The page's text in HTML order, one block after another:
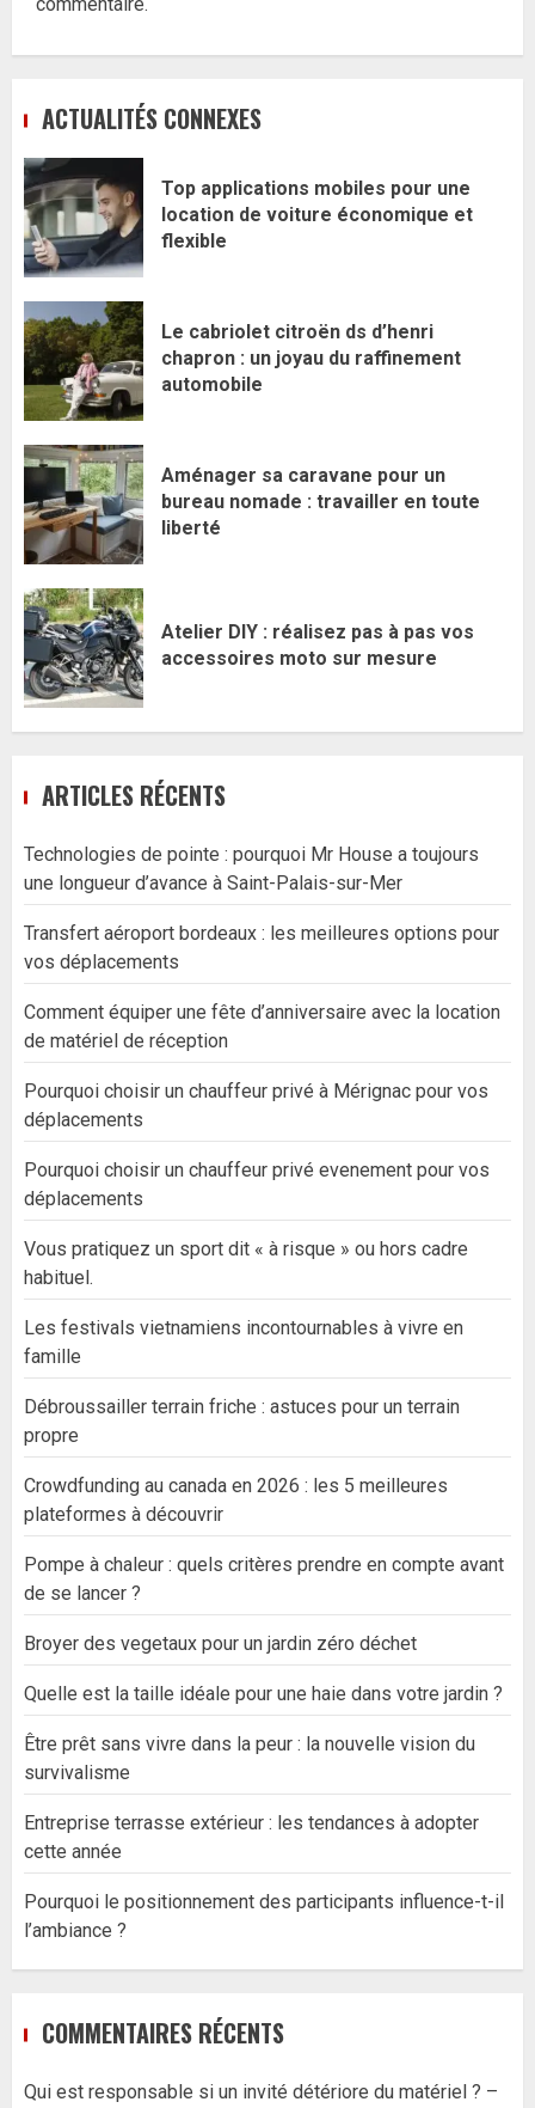
ACTUALITÉS CONNEXES
Top applications mobiles pour une
location de voiture économique et
flexible
Le cabriolet citroën ds d’henri
chapron : un joyau du raffinement
automobile
Aménager sa caravane pour un
bureau nomade : travailler en toute
liberté
Atelier DIY : réalisez pas à pas vos
accessoires moto sur mesure
ARTICLES RÉCENTS
Technologies de pointe : pourquoi Mr House a toujours
une longueur d’avance à Saint-Palais-sur-Mer
Transfert aéroport bordeaux : les meilleures options pour
vos déplacements
Comment équiper une fête d’anniversaire avec la location
de matériel de réception
Pourquoi choisir un chauffeur privé à Mérignac pour vos
déplacements
Pourquoi choisir un chauffeur privé evenement pour vos
déplacements
Vous pratiquez un sport dit « à risque » ou hors cadre
habituel.
Les festivals vietnamiens incontournables à vivre en
famille
Débroussailler terrain friche : astuces pour un terrain
propre
Crowdfunding au canada en 2026 : les 5 meilleures
plateformes à découvrir
Pompe à chaleur : quels critères prendre en compte avant
de se lancer ?
Broyer des vegetaux pour un jardin zéro déchet
Quelle est la taille idéale pour une haie dans votre jardin ?
Être prêt sans vivre dans la peur : la nouvelle vision du
survivalisme
Entreprise terrasse extérieur : les tendances à adopter
cette année
Pourquoi le positionnement des participants influence-t-il
l’ambiance ?
COMMENTAIRES RÉCENTS
Qui est responsable si un invité détériore du matériel ? –